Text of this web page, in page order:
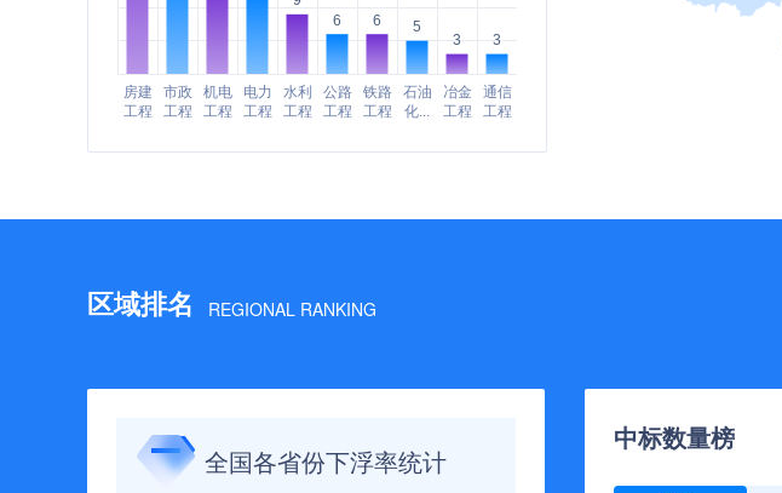
区域排名 REGIONAL RANKING
全国各省份下浮率统计
中标数量榜